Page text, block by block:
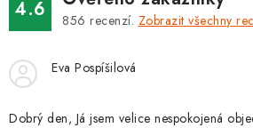
k
v
ý
p
á
n
4.6 856 recenzí. Zobrazit všechny
Eva Pospíšilová
Dobrý den, Já jsem velice nespokojená